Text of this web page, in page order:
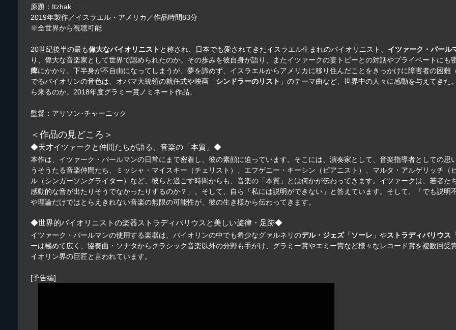
原題：Itzhak
2019年製作／イスラエル・アメリカ／作品時間83分
※全世界から視聴可能
20世紀後半の最も偉大なバイオリニスト と称され、日本でも愛されてきたイスラエル生まれのバイオリニスト、 イツァーク・パール
り、偉大な音楽家として世界で認められたのか。その歩みを彼自身が語り、またイツァークの妻トビーとの対話やプライベートに
痺にかかり、下半身が不自由になってしまうが、夢を諦めず、イスラエルからアメリカに移り住んだことをきっかけに障害者の困
でるバイオリンの音色は、オバマ大統領の就任式や映画「シンドラーのリスト 」のテーマ曲など、世界中の人々に感動を与えてき
ら来るのか。2018年度グラミー賞ノミネート作品。
監督：アリソン･チャーニック
＜作品の見どころ＞
◆天才イツァークと仲間たちが語る、音楽の「本質」◆
本作は、イツァーク・パールマンの日常にまで密着し、彼の素顔に迫っています。そこには、演奏家として、音楽指導者としての
うそうたる音楽仲間たち、ミッシャ・マイスキー（チェリスト）、エフゲニー・キーシン（ピアニスト）、マルタ・アルゲリッチ
ル（シンガーソングライター）など、彼らと過ごす時間からも、音楽の「本質」とは何かが伝わってきます。イツァークは、若者
感動的な音が出たりそうでなかったりするのか？」。そして、自ら「私には説明ができない」と答えています。そして、「でも説
や理論だけではとらえきれない音楽の無限の可能性が、彼の生き様から伝わってきます。
◆世界的バイオリニストの楽器ストラディバリウスと美しい旋律・足跡◆
イツァーク・パールマンの使用する楽器は、バイオリンの中でも希少なグァルネリのデル・ジェズ「 ソーレ 」やストラディバリウス
ーは極めて広く、協奏曲・ソナタからクラシック音楽以外の分野も手がけ、グラミー賞やエミー賞など様々なレコード賞を複数回
イオリン界の巨匠と言われています。
[予告編]